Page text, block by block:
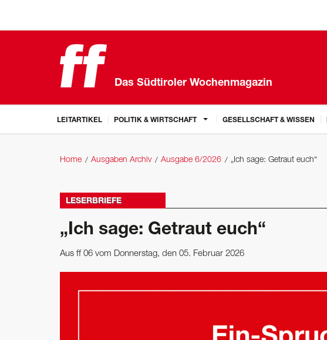
Das Südtiroler Wochenmagazin
LEITARTIKEL POLITIK & WIRTSCHAFT GESELLSCHAFT & WISSEN
Home Ausgaben Archiv Ausgabe 6/2026 „Ich sage: Getraut euch“
LESERBRIEFE
„Ich sage: Getraut euch“
Aus ff 06 vom Donnerstag, den 05. Februar 2026